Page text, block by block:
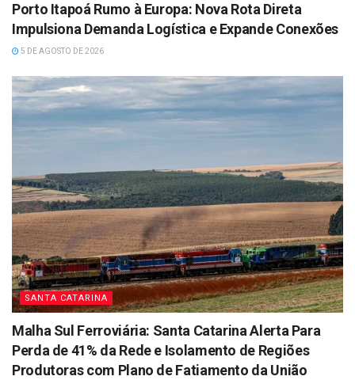
Porto Itapoá Rumo à Europa: Nova Rota Direta
Impulsiona Demanda Logística e Expande Conexões
5 DE AGOSTO DE 2026
SANTA CATARINA
Malha Sul Ferroviária: Santa Catarina Alerta Para
Perda de 41% da Rede e Isolamento de Regiões
Produtoras com Plano de Fatiamento da União